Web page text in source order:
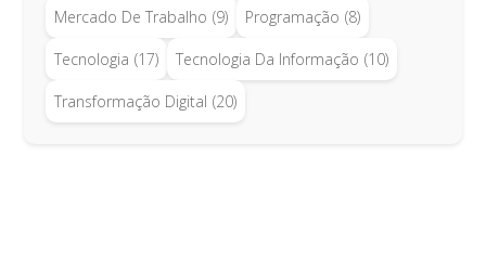
Mercado De Trabalho (9) Programação (8)
Tecnologia (17) Tecnologia Da Informação (10)
Transformação Digital (20)